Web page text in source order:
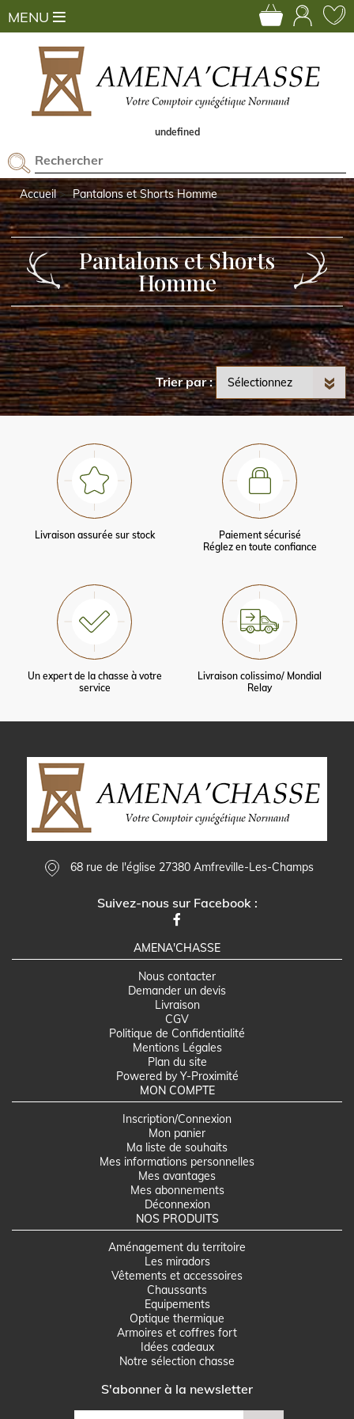
undefined
MENU
Accueil Pantalons et Shorts Homme
Pantalons et Shorts
Homme
Trier par
Livraison assurée sur stock
Paiement sécurisé
Réglez en toute confiance
Un expert de la chasse à votre
service
Livraison colissimo/ Mondial
Relay
68 rue de l'église 27380 Amfreville-Les-Champs
Suivez-nous sur Facebook :
AMENA'CHASSE
Nous contacter
Demander un devis
Livraison
CGV
Politique de Confidentialité
Mentions Légales
Plan du site
Powered by Y-Proximité
MON COMPTE
Inscription/Connexion
Mon panier
Ma liste de souhaits
Mes informations personnelles
Mes avantages
Mes abonnements
Déconnexion
NOS PRODUITS
Aménagement du territoire
Les miradors
Vêtements et accessoires
Chaussants
Equipements
Optique thermique
Armoires et coffres fort
Idées cadeaux
Notre sélection chasse
S'abonner à la newsletter